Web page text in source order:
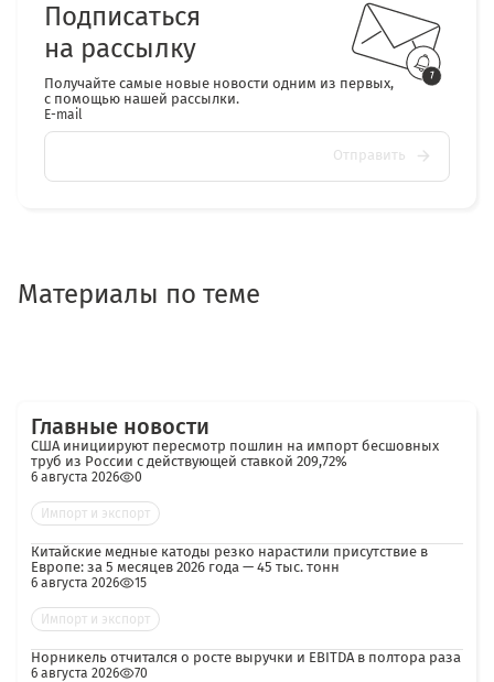
Подписаться
на рассылку
Получайте самые новые новости одним из первых,
с помощью нашей рассылки.
E-mail
Отправить
Материалы по теме
Главные новости
США инициируют пересмотр пошлин на импорт бесшовных
труб из России с действующей ставкой 209,72%
6 августа 2026 0
Импорт и экспорт
Китайские медные катоды резко нарастили присутствие в
Европе: за 5 месяцев 2026 года — 45 тыс. тонн
6 августа 2026 15
Импорт и экспорт
Норникель отчитался о росте выручки и EBITDA в полтора раза
6 августа 2026 70